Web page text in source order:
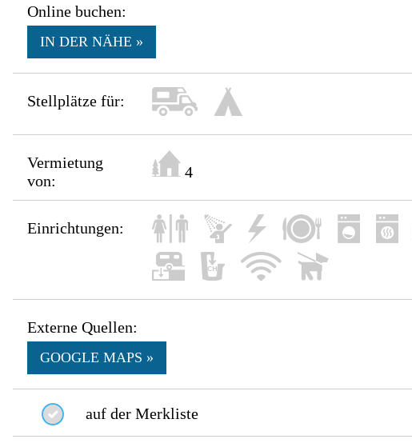
Online buchen:
IN DER NÄHE »
Stellplätze für:
Vermietung
von:
4
Einrichtungen:
Externe Quellen:
GOOGLE MAPS »
auf der Merkliste